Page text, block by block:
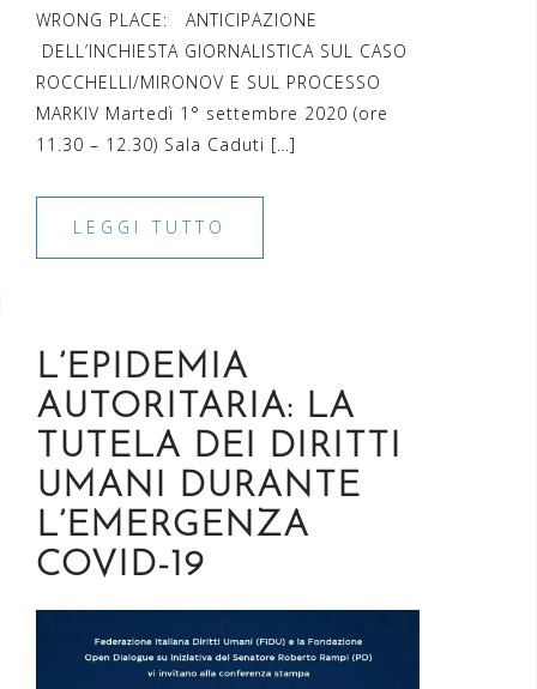
WRONG PLACE: ANTICIPAZIONE
DELL’INCHIESTA GIORNALISTICA SUL CASO
ROCCHELLI/MIRONOV E SUL PROCESSO
MARKIV Martedì 1° settembre 2020 (ore
11.30 – 12.30) Sala Caduti […]
LEGGI TUTTO
L’EPIDEMIA
AUTORITARIA: LA
TUTELA DEI DIRITTI
UMANI DURANTE
L’EMERGENZA
COVID-19